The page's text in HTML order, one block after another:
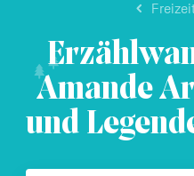
Amande
und